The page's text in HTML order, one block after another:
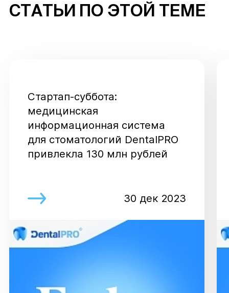
СТАТЬИ ПО ЭТОЙ ТЕМЕ
Стартап-суббота:
медицинская
информационная система
для стоматологий DentalPRO
привлекла 130 млн рублей
30 дек 2023